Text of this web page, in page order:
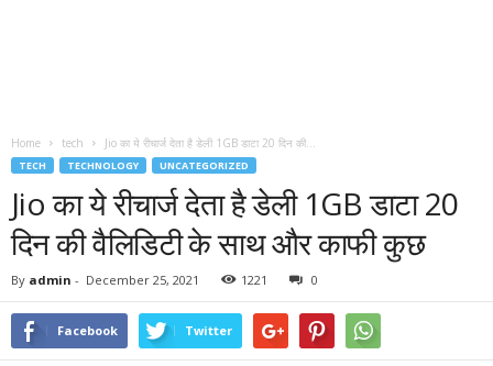
Home tech Jio का ये रीचार्ज देता है डेली 1GB डाटा 20 दिन की...
TECH TECHNOLOGY UNCATEGORIZED
Jio का ये रीचार्ज देता है डेली 1GB डाटा 20
दिन की वैलिडिटी के साथ और काफी कुछ
By admin - December 25, 2021 1221 0
Facebook Twitter